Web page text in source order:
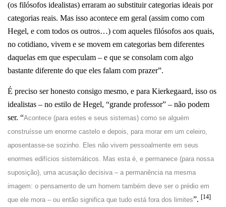
(os filósofos idealistas) erraram ao substituir categorias ideais por
categorias reais. Mas isso acontece em geral (assim como com
Hegel, e com todos os outros…) com aqueles filósofos aos quais,
no cotidiano, vivem e se movem em categorias bem diferentes
daquelas em que especulam – e que se consolam com algo
bastante diferente do que eles falam com prazer”.
É preciso ser honesto consigo mesmo, e para Kierkegaard, isso os
idealistas – no estilo de Hegel, “grande professor” – não podem
ser. “Acontece (para estes e seus sistemas) como se alguém
construísse um enorme castelo e depois, para morar em um celeiro,
aposentasse-se sozinho. Eles não vivem pessoalmente em seus
enormes edifícios sistemáticos. Mas esta é, e permanece (para nossa
suposição), uma acusação decisiva – a permanência na mesma
imagem: o pensamento de um homem também deve ser o prédio em
que ele mora – ou então significa que tudo está fora dos limites”. [14]